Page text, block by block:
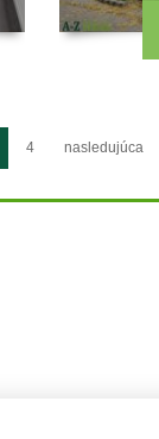
4 nasledujúca